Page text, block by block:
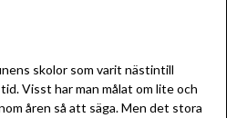
skolor som varit nästintill
Visst har man målat om lite och
åren så att säga. Men det stora